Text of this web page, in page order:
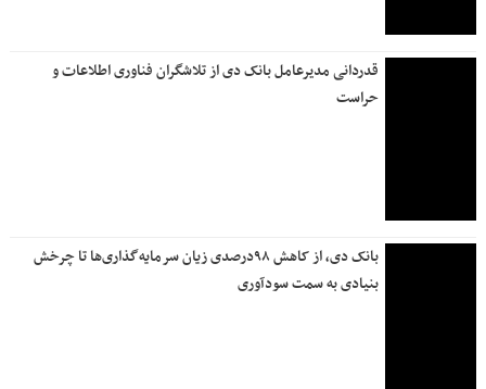
قدردانی مدیرعامل بانک دی از تلاشگران فناوری اطلاعات و
حراست
بانک دی، از کاهش ۹۸درصدی زیان سرمایه‌گذاری‌ها تا چرخش
بنیادی به سمت سودآوری